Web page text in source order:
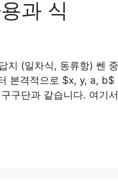
과 식
지 (일차식, 동류항) 쎈
본격적으로 $x, y, a,
구단과 같습니다. 여기